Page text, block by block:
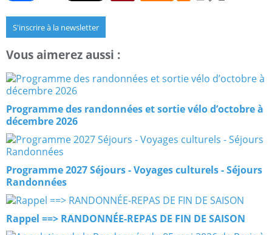
S'inscrire à la newsletter
Vous aimerez aussi :
Programme des randonnées et sortie vélo d’octobre à
décembre 2026
Programme 2027 Séjours - Voyages culturels - Séjours
Randonnées
Rappel ==> RANDONNÉE-REPAS DE FIN DE SAISON